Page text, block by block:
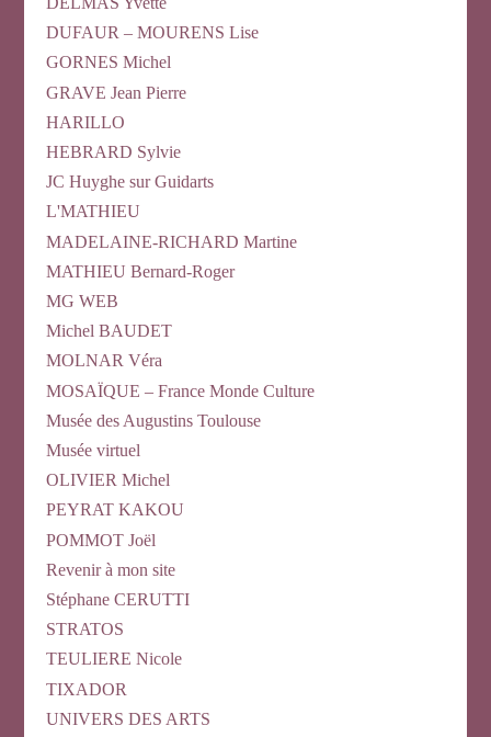
DUFAUR – MOURENS Lise
GORNES Michel
GRAVE Jean Pierre
HARILLO
HEBRARD Sylvie
JC Huyghe sur Guidarts
L'MATHIEU
MADELAINE-RICHARD Martine
MATHIEU Bernard-Roger
MG WEB
Michel BAUDET
MOLNAR Véra
MOSAÏQUE – France Monde Culture
Musée des Augustins Toulouse
Musée virtuel
OLIVIER Michel
PEYRAT KAKOU
POMMOT Joël
Revenir à mon site
Stéphane CERUTTI
STRATOS
TEULIERE Nicole
TIXADOR
UNIVERS DES ARTS